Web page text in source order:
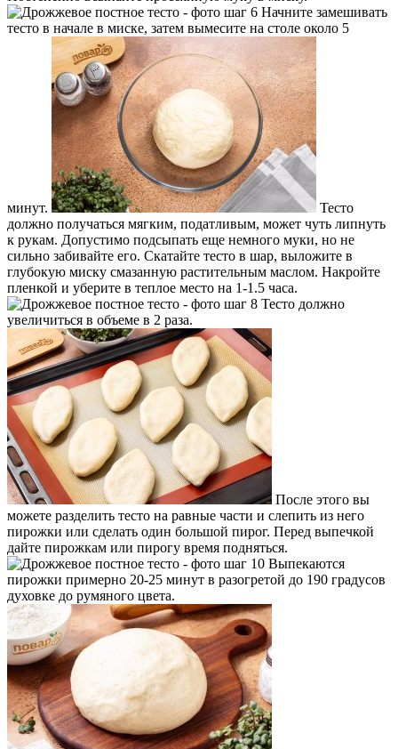
Начните замешивать
тесто в начале в миске, затем вымесите на столе около 5
минут.
Тесто
должно получаться мягким, податливым, может чуть липнуть
к рукам. Допустимо подсыпать еще немного муки, но не
сильно забивайте его. Скатайте тесто в шар, выложите в
глубокую миску смазанную растительным маслом. Накройте
пленкой и уберите в теплое место на 1-1.5 часа.
Тесто должно
увеличиться в объеме в 2 раза.
После этого вы
можете разделить тесто на равные части и слепить из него
пирожки или сделать один большой пирог. Перед выпечкой
дайте пирожкам или пирогу время подняться.
Выпекаются
пирожки примерно 20-25 минут в разогретой до 190 градусов
духовке до румяного цвета.